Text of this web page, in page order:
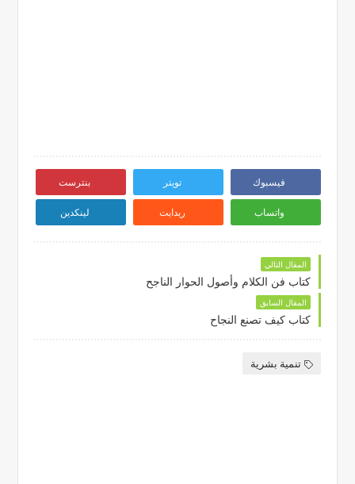
فيسبوك تويتر بنترست
واتساب ريدايت لينكدين
المقال التالي
كتاب فن الكلام وأصول الحوار الناجح
المقال السابق
كتاب كيف تصنع النجاح
تنمية بشرية